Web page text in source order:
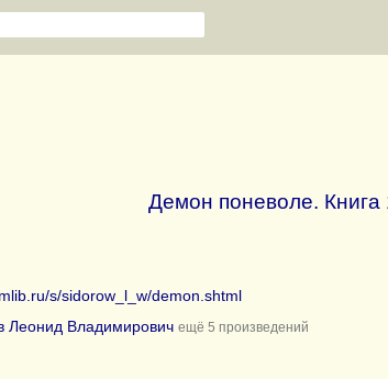
Демон поневоле. Книга
s/sidorow_l_w/demon.shtml
Леонид Владимирович ещё 5 произведений